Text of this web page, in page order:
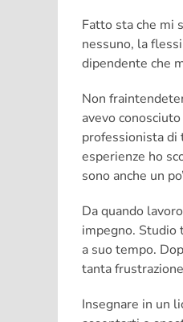
Fatto sta che mi
nessuno, la
dipendente che
Non
avevo
professionista di
esperienze ho
sono anche un
Da quando
impegno. Studio
a suo tempo.
tanta
Insegnare in un